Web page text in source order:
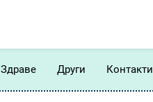
Здраве Други Контакти